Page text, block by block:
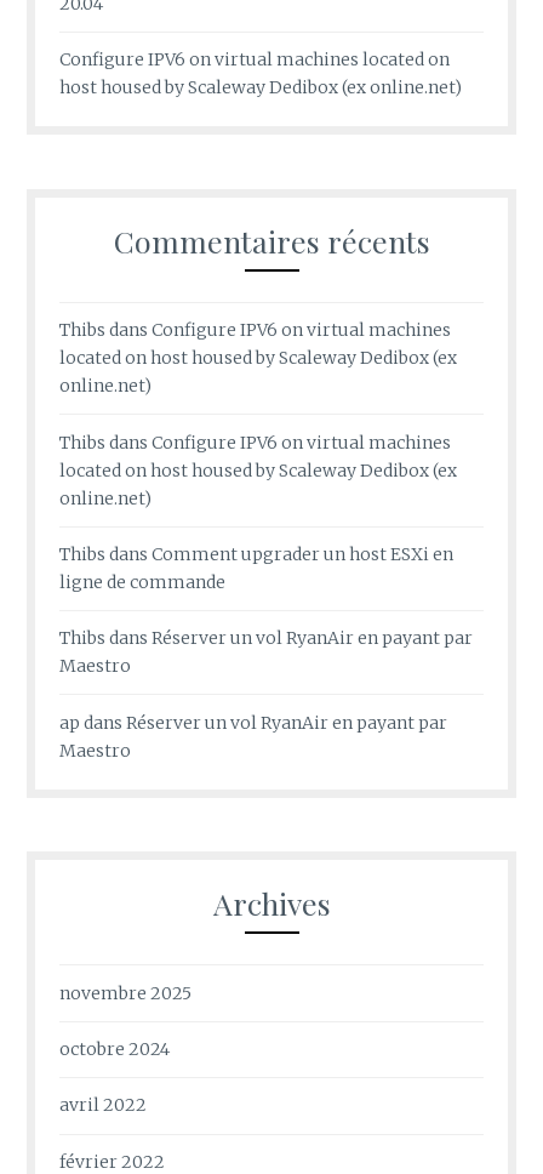
Configure IPV6 on virtual machines located on
host housed by Scaleway Dedibox (ex online.net)
Commentaires récents
Thibs dansConfigure IPV6 on virtual machines
located on host housed by Scaleway Dedibox (ex
online.net)
Thibs dansConfigure IPV6 on virtual machines
located on host housed by Scaleway Dedibox (ex
online.net)
Thibs dansComment upgrader un host ESXi en
ligne de commande
Thibs dansRéserver un vol RyanAir en payant par
Maestro
ap dansRéserver un vol RyanAir en payant par
Maestro
Archives
novembre 2025
octobre 2024
avril 2022
février 2022